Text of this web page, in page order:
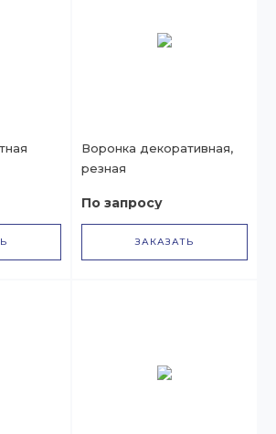
Воронка декоративная,
резная
По запросу
ЗАКАЗАТЬ